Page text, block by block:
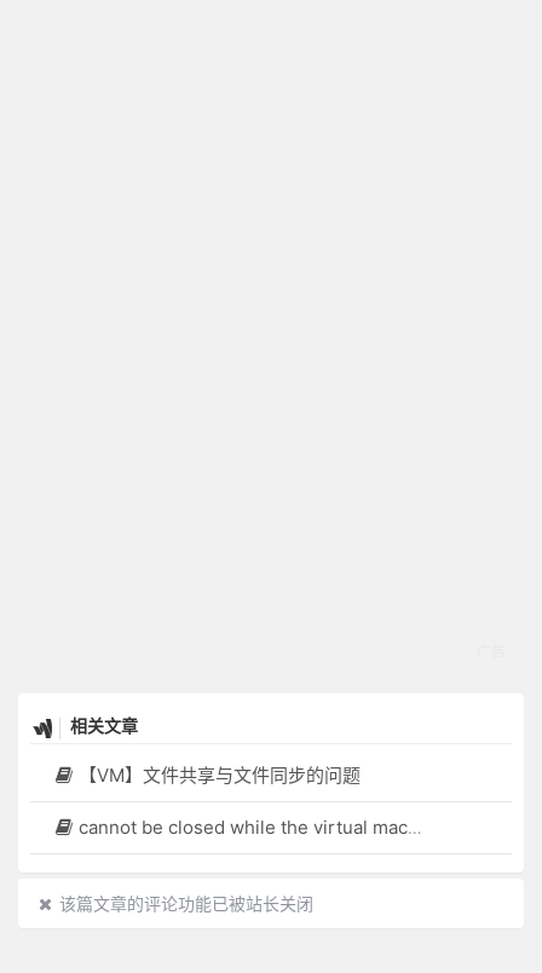
相关文章
【VM】文件共享与文件同步的问题
cannot be closed while the virtual machine is busy
该篇文章的评论功能已被站长关闭